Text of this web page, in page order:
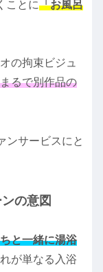
ことに「お風呂
の拘束ビジュ
まるで別作品の
ンサービスにと
の意図
と一緒に湯浴
が単なる入浴